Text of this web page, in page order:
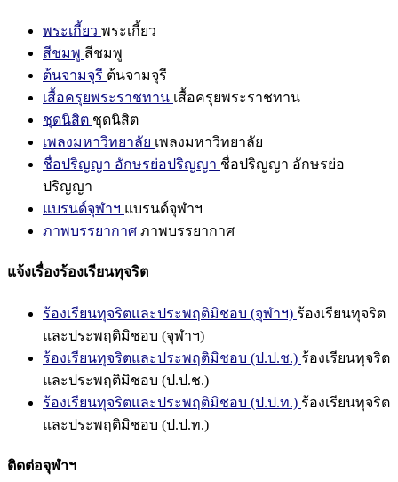
พระเกี้ยว พระเกี้ยว
สีชมพู สีชมพู
ต้นจามจุรี ต้นจามจุรี
เสื้อครุยพระราชทาน เสื้อครุยพระราชทาน
ชุดนิสิต ชุดนิสิต
เพลงมหาวิทยาลัย เพลงมหาวิทยาลัย
ชื่อปริญญา อักษรย่อปริญญา ชื่อปริญญา อักษรย่อ
ปริญญา
แบรนด์จุฬาฯ แบรนด์จุฬาฯ
ภาพบรรยากาศ ภาพบรรยากาศ
แจ้งเรื่องร้องเรียนทุจริต
ร้องเรียนทุจริตและประพฤติมิชอบ (จุฬาฯ) ร้องเรียนทุจริต
และประพฤติมิชอบ (จุฬาฯ)
ร้องเรียนทุจริตและประพฤติมิชอบ (ป.ป.ช.) ร้องเรียนทุจริต
และประพฤติมิชอบ (ป.ป.ช.)
ร้องเรียนทุจริตและประพฤติมิชอบ (ป.ป.ท.) ร้องเรียนทุจริต
และประพฤติมิชอบ (ป.ป.ท.)
ติดต่อจุฬาฯ